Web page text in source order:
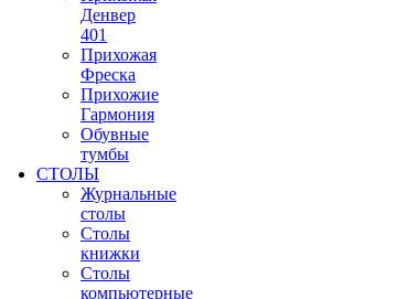
Денвер
401
Прихожая
Фреска
Прихожие
Гармония
Обувные
тумбы
СТОЛЫ
Журнальные
столы
Столы
книжки
Столы
компьютерные